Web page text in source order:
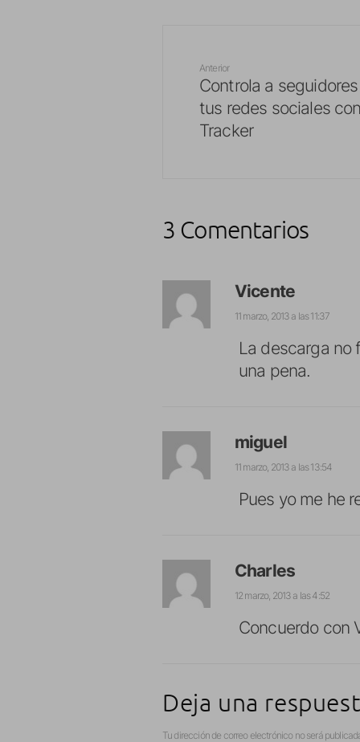
Anterior
Controla a
tus redes sociales
Tracker
3 Comentarios
Vicente
11 marzo, 2013 a las 11:37
La descarga no
una pena.
miguel
11 marzo, 2013 a las 13:54
Pues yo me he
Charles
12 marzo, 2013 a las 4:52
Concuerdo con
Deja una
Tu dirección de correo electrónico no será